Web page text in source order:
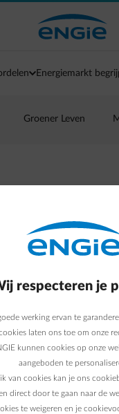
Energiemarkt
Groener Leven
rookmelders,
van
respecteren je
werking ervan te
laten ons toe om onze
kunnen cookies op onze
aangeboden te
van cookies kan je ons
direct door te gaan naar de
te weigeren en je